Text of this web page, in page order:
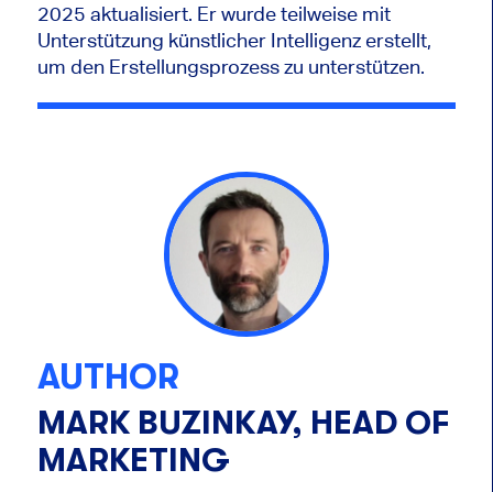
2025 aktualisiert. Er wurde teilweise mit
Unterstützung künstlicher Intelligenz erstellt,
um den Erstellungsprozess zu unterstützen.
AUTHOR
MARK BUZINKAY, HEAD OF
MARKETING